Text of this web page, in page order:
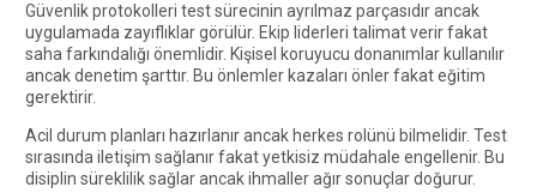
Güvenlik protokolleri test sürecinin ayrılmaz parçasıdır ancak
uygulamada zayıflıklar görülür. Ekip liderleri talimat verir fakat
saha farkındalığı önemlidir. Kişisel koruyucu donanımlar kullanılır
ancak denetim şarttır. Bu önlemler kazaları önler fakat eğitim
gerektirir.
Acil durum planları hazırlanır ancak herkes rolünü bilmelidir. Test
sırasında iletişim sağlanır fakat yetkisiz müdahale engellenir. Bu
disiplin süreklilik sağlar ancak ihmaller ağır sonuçlar doğurur.